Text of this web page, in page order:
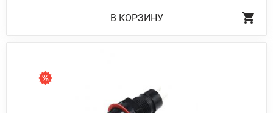
В КОРЗИНУ